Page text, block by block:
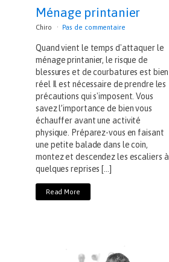
Ménage printanier
Chiro Pas de commentaire
Quand vient le temps d'attaquer le
ménage printanier, le risque de
blessures et de courbatures est bien
réel Il est nécessaire de prendre les
précautions qui s'imposent. Vous
savez l’importance de bien vous
échauffer avant une activité
physique. Préparez-vous en faisant
une petite balade dans le coin,
montez et descendez les escaliers à
quelques reprises […]
Read More